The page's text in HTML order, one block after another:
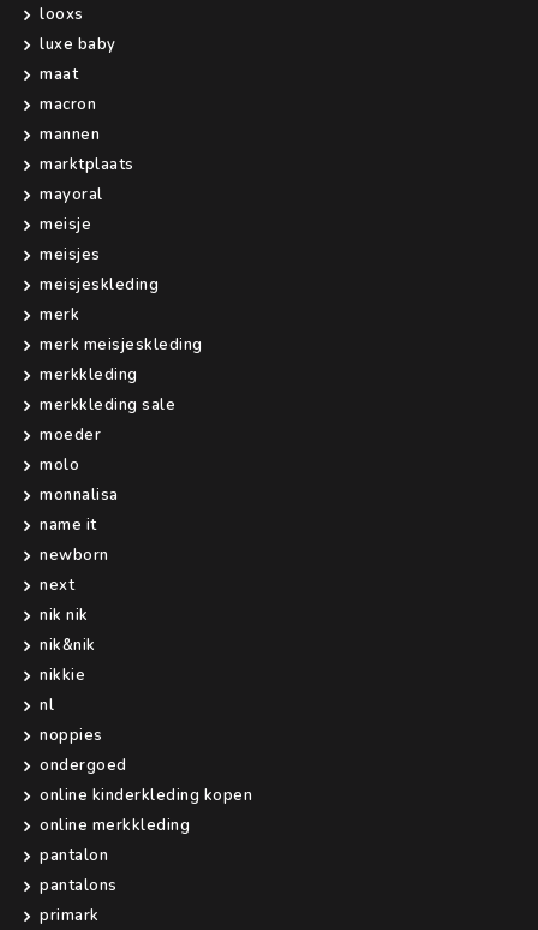
looxs
luxe baby
maat
macron
mannen
marktplaats
mayoral
meisje
meisjes
meisjeskleding
merk
merk meisjeskleding
merkkleding
merkkleding sale
moeder
molo
monnalisa
name it
newborn
next
nik nik
nik&nik
nikkie
nl
noppies
ondergoed
online kinderkleding kopen
online merkkleding
pantalon
pantalons
primark